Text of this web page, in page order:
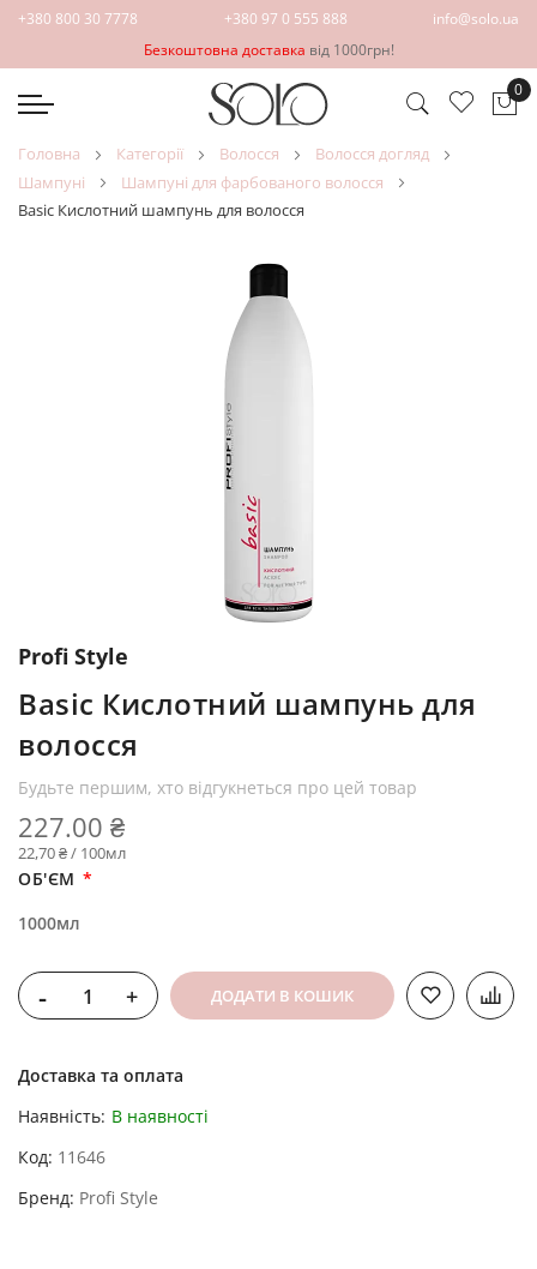
+380 800 30 7778 +380 97 0 555 888
info@solo.ua
Безкоштовна доставка від 1000грн!
0
головна категорії волосся
волосся догляд
шампуні
шампуні для фарбованого волосся
Basic Кислотний шампунь для волосся
Profi Style
Basic Кислотний шампунь для
волосся
Будьте першим, хто відгукнеться про цей товар
227.00 ₴
22,70 ₴ / 100мл
ОБ'ЄМ
1000мл
- + ДОДАТИ В КОШИК
Доставка та оплата
Наявність: В наявності
Код 11646
Бренд Profi Style